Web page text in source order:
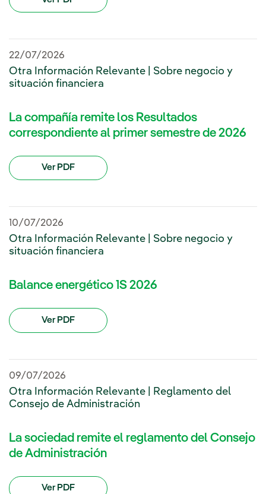
22/07/2026
Otra Información Relevante | Sobre negocio y
situación financiera
La compañía remite los Resultados
correspondiente al primer semestre de 2026
Ver PDF
10/07/2026
Otra Información Relevante | Sobre negocio y
situación financiera
Balance energético 1S 2026
Ver PDF
09/07/2026
Otra Información Relevante | Reglamento del
Consejo de Administración
La sociedad remite el reglamento del Consejo
de Administración
Ver PDF